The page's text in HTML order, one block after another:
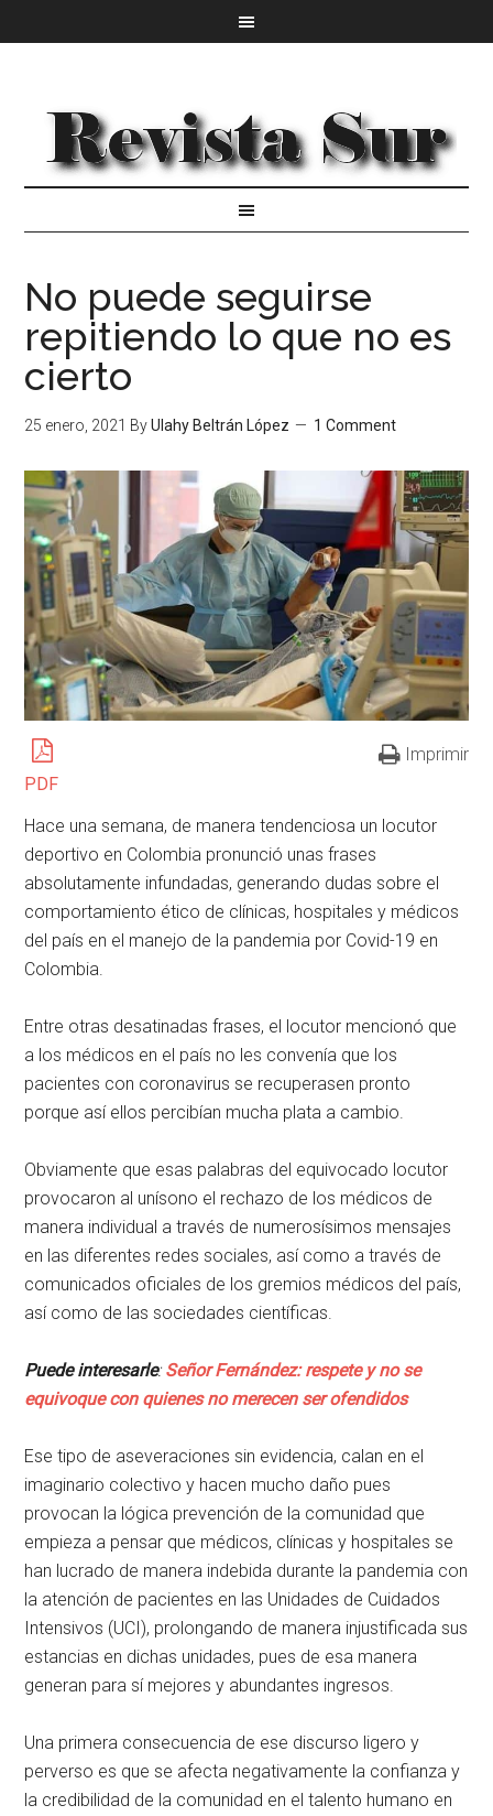
No puede seguirse
repitiendo lo que no es
cierto
25 enero, 2021 ByUlahy Beltrán López 1 Comment
PDF
Imprimir
Hace una semana, de manera tendenciosa un locutor
deportivo en Colombia pronunció unas frases
absolutamente infundadas, generando dudas sobre el
comportamiento ético de clínicas, hospitales y médicos
del país en el manejo de la pandemia por Covid-19 en
Colombia.
Entre otras desatinadas frases, el locutor mencionó que
a los médicos en el país no les convenía que los
pacientes con coronavirus se recuperasen pronto
porque así ellos percibían mucha plata a cambio.
Obviamente que esas palabras del equivocado locutor
provocaron al unísono el rechazo de los médicos de
manera individual a través de numerosísimos mensajes
en las diferentes redes sociales, así como a través de
comunicados oficiales de los gremios médicos del país,
así como de las sociedades científicas.
Puede interesarle:Señor Fernández: respete y no se
equivoque con quienes no merecen ser ofendidos
Ese tipo de aseveraciones sin evidencia, calan en el
imaginario colectivo y hacen mucho daño pues
provocan la lógica prevención de la comunidad que
empieza a pensar que médicos, clínicas y hospitales se
han lucrado de manera indebida durante la pandemia con
la atención de pacientes en las Unidades de Cuidados
Intensivos (UCI), prolongando de manera injustificada sus
estancias en dichas unidades, pues de esa manera
generan para sí mejores y abundantes ingresos.
Una primera consecuencia de ese discurso ligero y
perverso es que se afecta negativamente la confianza y
la credibilidad de la comunidad en el talento humano en